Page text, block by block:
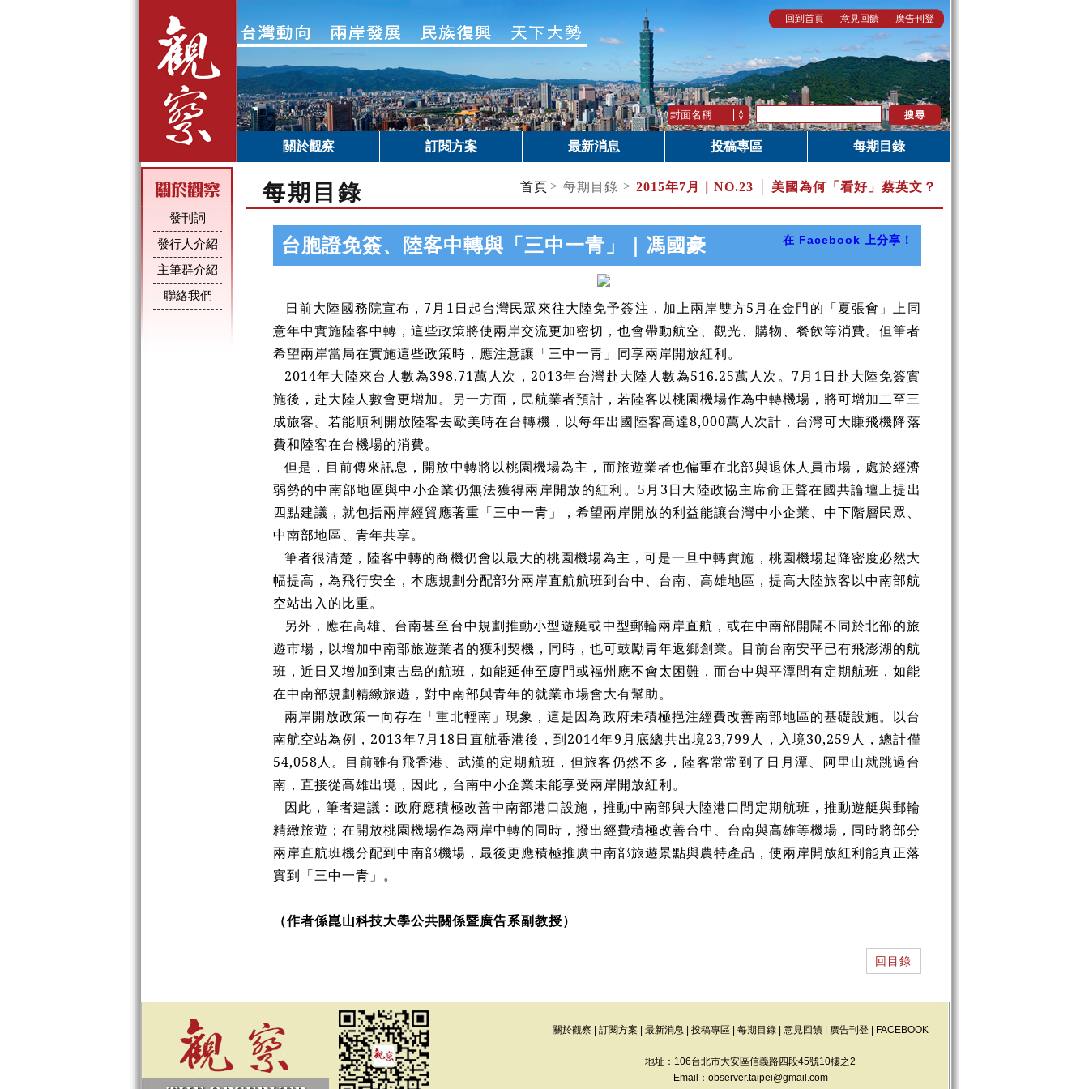
回到首頁 意見回饋 廣告刊登
關於觀察 訂閱方案 最新消息 投稿專區 每期目錄
發刊詞
發行人介紹
主筆群介紹
聯絡我們
每期目錄 首頁 > 每期目錄 > 2015年7月｜ NO.23 │ 美國為何「看好」蔡英文？
台胞證免簽、陸客中轉與「三中一青」｜馮國豪 在 Facebook 上分享！
日前大陸國務院宣布，7月1日起台灣民眾來往大陸免予簽注，加上兩岸雙方5月在金門的「夏張會」上同
意年中實施陸客中轉，這些政策將使兩岸交流更加密切，也會帶動航空、觀光、購物、餐飲等消費。但筆者
希望兩岸當局在實施這些政策時，應注意讓「三中一青」同享兩岸開放紅利。
2014年大陸來台人數為398.71萬人次，2013年台灣赴大陸人數為516.25萬人次。7月1日赴大陸免簽實
施後，赴大陸人數會更增加。另一方面，民航業者預計，若陸客以桃園機場作為中轉機場，將可增加二至三
成旅客。若能順利開放陸客去歐美時在台轉機，以每年出國陸客高達8,000萬人次計，台灣可大賺飛機降落
費和陸客在台機場的消費。
但是，目前傳來訊息，開放中轉將以桃園機場為主，而旅遊業者也偏重在北部與退休人員市場，處於經濟
弱勢的中南部地區與中小企業仍無法獲得兩岸開放的紅利。5月3日大陸政協主席俞正聲在國共論壇上提出
四點建議，就包括兩岸經貿應著重「三中一青」，希望兩岸開放的利益能讓台灣中小企業、中下階層民眾、
中南部地區、青年共享。
筆者很清楚，陸客中轉的商機仍會以最大的桃園機場為主，可是一旦中轉實施，桃園機場起降密度必然大
幅提高，為飛行安全，本應規劃分配部分兩岸直航航班到台中、台南、高雄地區，提高大陸旅客以中南部航
空站出入的比重。
另外，應在高雄、台南甚至台中規劃推動小型遊艇或中型郵輪兩岸直航，或在中南部開闢不同於北部的旅
遊市場，以增加中南部旅遊業者的獲利契機，同時，也可鼓勵青年返鄉創業。目前台南安平已有飛澎湖的航
班，近日又增加到東吉島的航班，如能延伸至廈門或福州應不會太困難，而台中與平潭間有定期航班，如能
在中南部規劃精緻旅遊，對中南部與青年的就業市場會大有幫助。
兩岸開放政策一向存在「重北輕南」現象，這是因為政府未積極挹注經費改善南部地區的基礎設施。以台
南航空站為例，2013年7月18日直航香港後，到2014年9月底總共出境23,799人，入境30,259人，總計僅
54,058人。目前雖有飛香港、武漢的定期航班，但旅客仍然不多，陸客常常到了日月潭、阿里山就跳過台
南，直接從高雄出境，因此，台南中小企業未能享受兩岸開放紅利。
因此，筆者建議：政府應積極改善中南部港口設施，推動中南部與大陸港口間定期航班，推動遊艇與郵輪
精緻旅遊；在開放桃園機場作為兩岸中轉的同時，撥出經費積極改善台中、台南與高雄等機場，同時將部分
兩岸直航班機分配到中南部機場，最後更應積極推廣中南部旅遊景點與農特產品，使兩岸開放紅利能真正落
實到「三中一青」。
（作者係崑山科技大學公共關係暨廣告系副教授）
回目錄
關於觀察 訂閱方案 最新消息 投稿專區 每期目錄 意見回饋 廣告刊登 FACEBOOK
地址：106台北市大安區信義路四段45號10樓之2
Email： observer.taipei@gmail.com